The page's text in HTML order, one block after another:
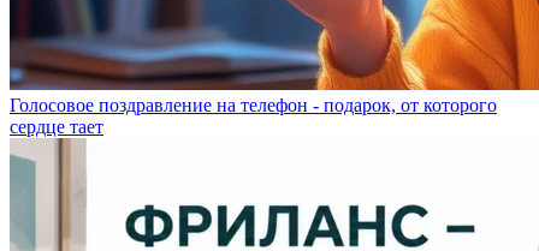
Голосовое поздравление на телефон - подарок, от которого
сердце тает